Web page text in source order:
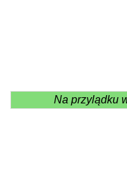
Na przylądku